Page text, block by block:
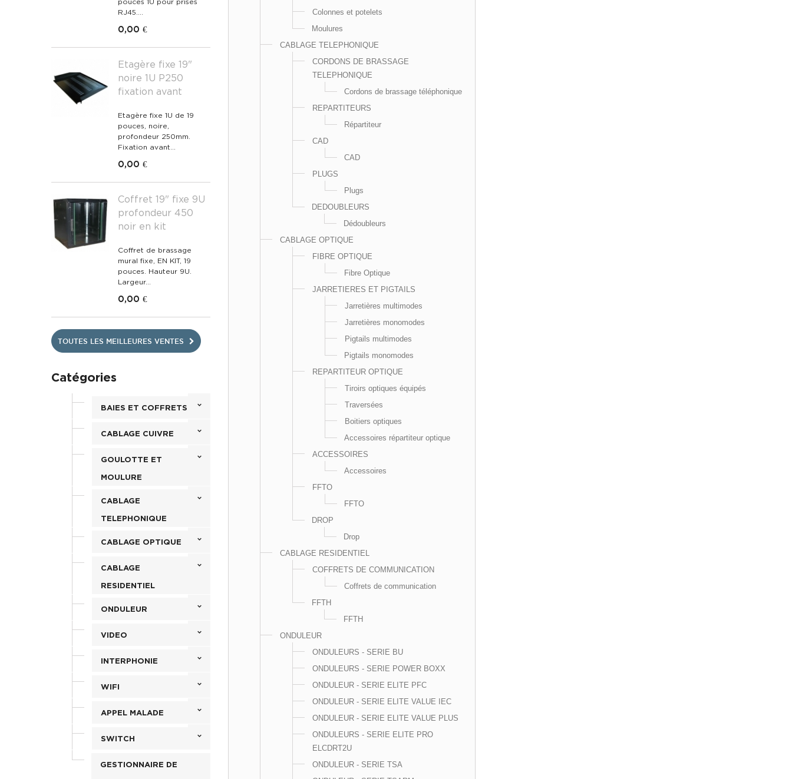
pouces 1U pour prises
RJ45....
0,00 €
Etagère fixe 19"
noire 1U P250
fixation avant
Etagère fixe 1U de 19
pouces, noire,
profondeur 250mm.
Fixation avant...
0,00 €
Coffret 19" fixe 9U
profondeur 450
noir en kit
Coffret de brassage
mural fixe, EN KIT, 19
pouces. Hauteur 9U.
Largeur...
0,00 €
TOUTES LES MEILLEURES VENTES
Catégories
BAIES ET COFFRETS
CABLAGE CUIVRE
GOULOTTE ET
MOULURE
CABLAGE
TELEPHONIQUE
CABLAGE OPTIQUE
CABLAGE
RESIDENTIEL
ONDULEUR
VIDEO
INTERPHONIE
WIFI
APPEL MALADE
SWITCH
GESTIONNAIRE DE
Colonnes et potelets
Moulures
CABLAGE TELEPHONIQUE
CORDONS DE BRASSAGE
TELEPHONIQUE
Cordons de brassage téléphonique
REPARTITEURS
Répartiteur
CAD
CAD
PLUGS
Plugs
DEDOUBLEURS
Dédoubleurs
CABLAGE OPTIQUE
FIBRE OPTIQUE
Fibre Optique
JARRETIERES ET PIGTAILS
Jarretières multimodes
Jarretières monomodes
Pigtails multimodes
Pigtails monomodes
REPARTITEUR OPTIQUE
Tiroirs optiques équipés
Traversées
Boitiers optiques
Accessoires répartiteur optique
ACCESSOIRES
Accessoires
FFTO
FFTO
DROP
Drop
CABLAGE RESIDENTIEL
COFFRETS DE COMMUNICATION
Coffrets de communication
FFTH
FFTH
ONDULEUR
ONDULEURS - SERIE BU
ONDULEURS - SERIE POWER BOXX
ONDULEUR - SERIE ELITE PFC
ONDULEUR - SERIE ELITE VALUE IEC
ONDULEUR - SERIE ELITE VALUE PLUS
ONDULEURS - SERIE ELITE PRO
ELCDRT2U
ONDULEUR - SERIE TSA